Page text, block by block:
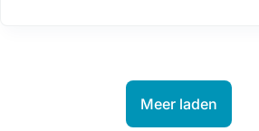
Meer laden